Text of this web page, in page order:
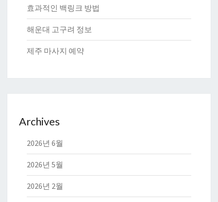
효과적인 백링크 방법
해운대 고구려 정보
제주 마사지 예약
Archives
2026년 6월
2026년 5월
2026년 2월